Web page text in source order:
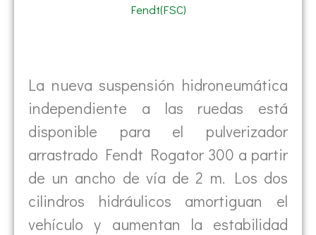
Fendt(FSC)
La nueva suspensión hidroneumática
independiente a las ruedas está
disponible para el pulverizador
arrastrado Fendt Rogator 300 a partir
de un ancho de vía de 2 m. Los dos
cilindros hidráulicos amortiguan el
vehículo y aumentan la estabilidad